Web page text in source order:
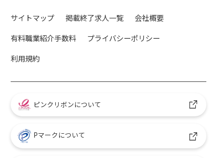
サイトマップ 掲載終了求人一覧
会社概要
有料職業紹介手数料
プライバシーポリシー
利用規約
ピンクリボンについて
Pマークについて